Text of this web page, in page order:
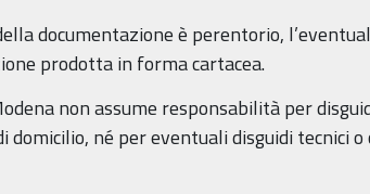
documentazione è perentorio,
prodotta in forma cartacea.
non assume responsabilità per
domicilio, né per eventuali disguidi tecnici